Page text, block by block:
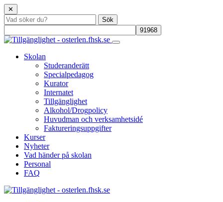
✕
Skolan
Studeranderätt
Specialpedagog
Kurator
Internatet
Tillgänglighet
Alkohol/Drogpolicy
Huvudman och verksamhetsidé
Faktureringsuppgifter
Kurser
Nyheter
Vad händer på skolan
Personal
FAQ